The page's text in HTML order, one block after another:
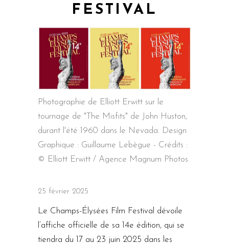
FESTIVAL
Photographie de Elliott Erwitt sur le
tournage de "The Misfits" de John Huston,
durant l'été 1960 dans le Nevada. Design
Graphique : Guillaume Lebègue - Crédits :
© Elliott Erwitt / Agence Magnum Photos
25 février 2025
Le Champs-Élysées Film Festival dévoile
l’affiche officielle de sa 14e édition, qui se
tiendra du 17 au 23 juin 2025 dans les